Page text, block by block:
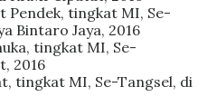
Pendek, tingkat MI, Se-
Bintaro Jaya, 2016
tingkat MI, Se-
2016
tingkat MI, Se-Tangsel, di